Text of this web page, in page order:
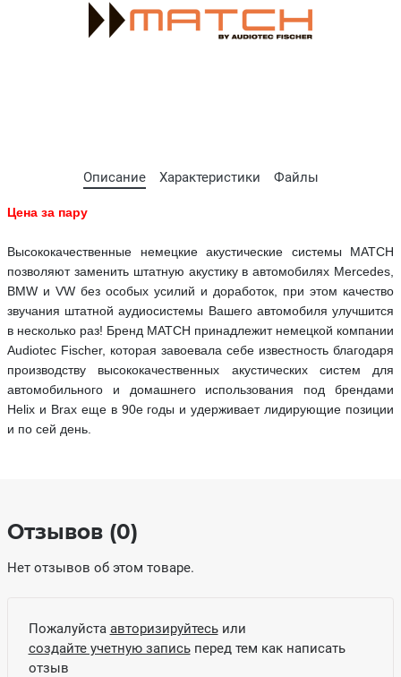
Описание Характеристики Файлы
Цена за пару
Bысококачественные немецкие акустические системы MATCH
позволяют заменить штатную акустику в автомобилях Mercedes,
BMW и VW без особых усилий и доработок, при этом качество
звучания штатной аудиосистемы Вашего автомобиля улучшится
в несколько раз! Бренд MATCH принадлежит немецкой компании
Audiotec Fischer, которая завоевала себе известность благодаря
производству высококачественных акустических систем для
автомобильного и домашнего использования под брендами
Helix и Brax еще в 90е годы и удерживает лидирующие позиции
и по сей день.
Отзывов (0)
Нет отзывов об этом товаре.
Пожалуйста авторизируйтесьили
создайте учетную записьперед тем как написать
отзыв